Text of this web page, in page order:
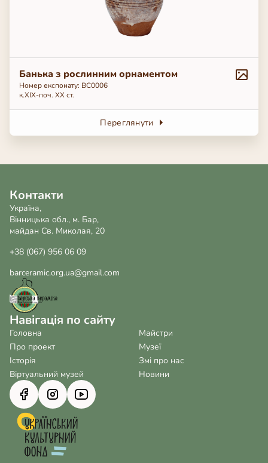
Банька з рослинним орнаментом
Номер експонату: BC0006
к.ХІХ-поч. ХХ ст.
Переглянути
Контакти
Україна,
Вінницька обл., м. Бар,
майдан Св. Миколая, 20
+38 (067) 956 06 09
barceramic.org.ua@gmail.com
Навігація по сайту
Головна
Про проект
Історія
Віртуальний музей
Майстри
Музеї
Змі про нас
Новини